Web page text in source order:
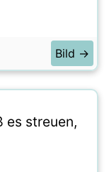
Bild →
es streuen,